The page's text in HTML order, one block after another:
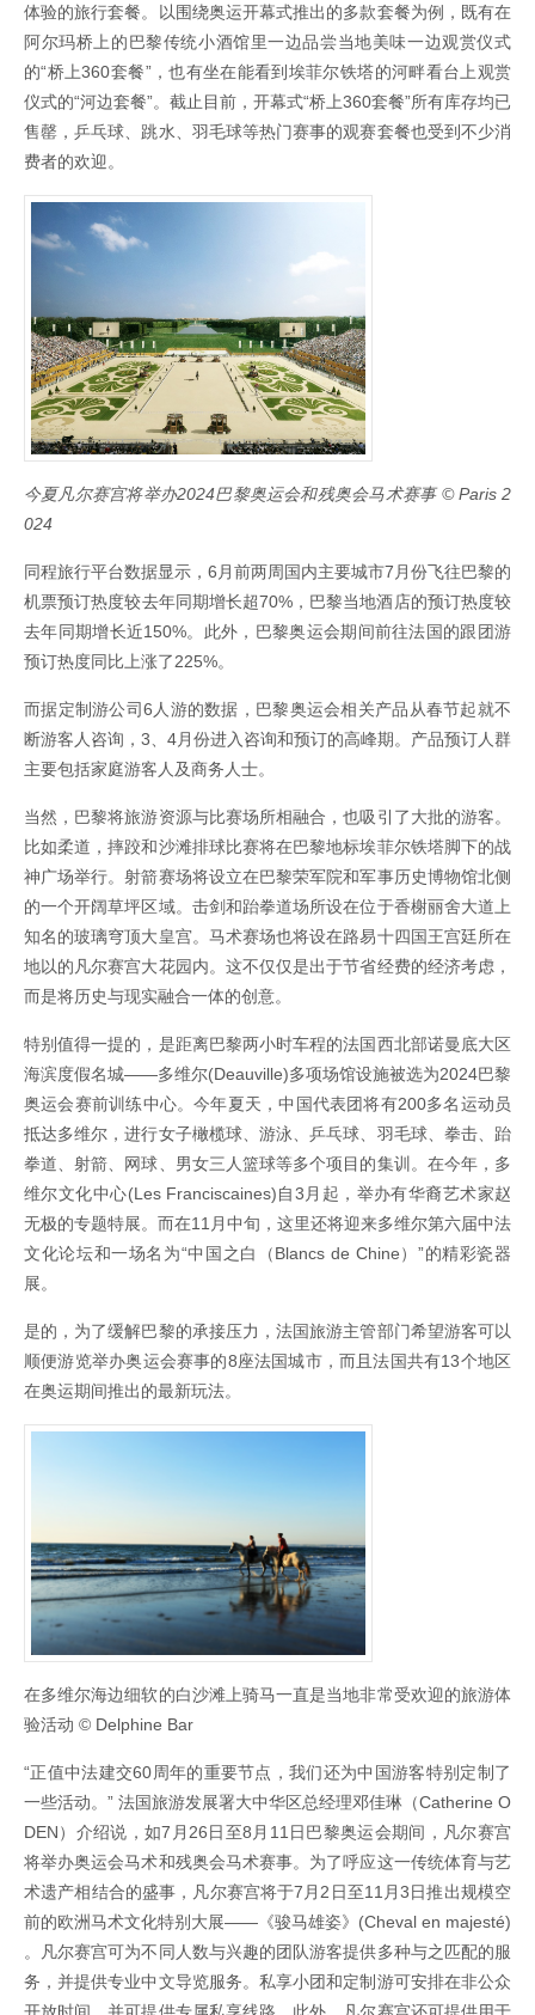
体验的旅行套餐。以围绕奥运开幕式推出的多款套餐为例，既有在
阿尔玛桥上的巴黎传统小酒馆里一边品尝当地美味一边观赏仪式
的“桥上360套餐”，也有坐在能看到埃菲尔铁塔的河畔看台上观赏
仪式的“河边套餐”。截止目前，开幕式“桥上360套餐”所有库存均已
售罄，乒乓球、跳水、羽毛球等热门赛事的观赛套餐也受到不少消
费者的欢迎。
今夏凡尔赛宫将举办2024巴黎奥运会和残奥会马术赛事 © Paris 2
024
同程旅行平台数据显示，6月前两周国内主要城市7月份飞往巴黎的
机票预订热度较去年同期增长超70%，巴黎当地酒店的预订热度较
去年同期增长近150%。此外，巴黎奥运会期间前往法国的跟团游
预订热度同比上涨了225%。
而据定制游公司6人游的数据，巴黎奥运会相关产品从春节起就不
断游客人咨询，3、4月份进入咨询和预订的高峰期。产品预订人群
主要包括家庭游客人及商务人士。
当然，巴黎将旅游资源与比赛场所相融合，也吸引了大批的游客。
比如柔道，摔跤和沙滩排球比赛将在巴黎地标埃菲尔铁塔脚下的战
神广场举行。射箭赛场将设立在巴黎荣军院和军事历史博物馆北侧
的一个开阔草坪区域。击剑和跆拳道场所设在位于香榭丽舍大道上
知名的玻璃穹顶大皇宫。马术赛场也将设在路易十四国王宫廷所在
地以的凡尔赛宫大花园内。这不仅仅是出于节省经费的经济考虑，
而是将历史与现实融合一体的创意。
特别值得一提的，是距离巴黎两小时车程的法国西北部诺曼底大区
海滨度假名城——多维尔(Deauville)多项场馆设施被选为2024巴黎
奥运会赛前训练中心。今年夏天，中国代表团将有200多名运动员
抵达多维尔，进行女子橄榄球、游泳、乒乓球、羽毛球、拳击、跆
拳道、射箭、网球、男女三人篮球等多个项目的集训。在今年，多
维尔文化中心(Les Franciscaines)自3月起，举办有华裔艺术家赵
无极的专题特展。而在11月中旬，这里还将迎来多维尔第六届中法
文化论坛和一场名为“中国之白（Blancs de Chine）”的精彩瓷器
展。
是的，为了缓解巴黎的承接压力，法国旅游主管部门希望游客可以
顺便游览举办奥运会赛事的8座法国城市，而且法国共有13个地区
在奥运期间推出的最新玩法。
在多维尔海边细软的白沙滩上骑马一直是当地非常受欢迎的旅游体
验活动 © Delphine Bar
“正值中法建交60周年的重要节点，我们还为中国游客特别定制了
一些活动。” 法国旅游发展署大中华区总经理邓佳琳（Catherine O
DEN）介绍说，如7月26日至8月11日巴黎奥运会期间，凡尔赛宫
将举办奥运会马术和残奥会马术赛事。为了呼应这一传统体育与艺
术遗产相结合的盛事，凡尔赛宫将于7月2日至11月3日推出规模空
前的欧洲马术文化特别大展——《骏马雄姿》(Cheval en majesté)
。凡尔赛宫可为不同人数与兴趣的团队游客提供多种与之匹配的服
务，并提供专业中文导览服务。私享小团和定制游可安排在非公众